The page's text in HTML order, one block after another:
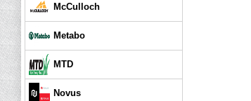
McCulloch
Metabo
MTD
Novus